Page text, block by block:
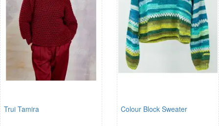
Trui Tamira Colour Block Sweater